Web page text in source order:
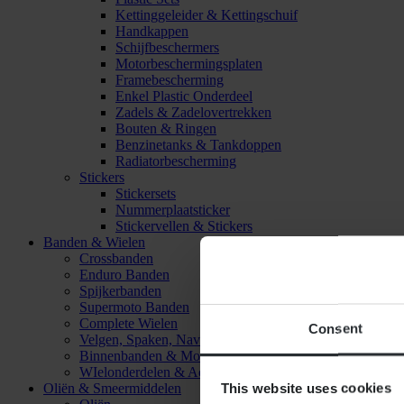
Consent
This website uses cookies
Kettinggeleider & Kettingschuif
Handkappen
Schijfbeschermers
Motorbeschermingsplaten
Framebescherming
Enkel Plastic Onderdeel
Zadels & Zadelovertrekken
Bouten & Ringen
Benzinetanks & Tankdoppen
Radiatorbescherming
Stickers
Stickersets
Nummerplaatsticker
Stickervellen & Stickers
Banden & Wielen
Crossbanden
Enduro Banden
Spijkerbanden
Supermoto Banden
Complete Wielen
Velgen, Spaken, Naven & Lagers
Binnenbanden & Mousses
WIelonderdelen & Accessoires
Oliën & Smeermiddelen